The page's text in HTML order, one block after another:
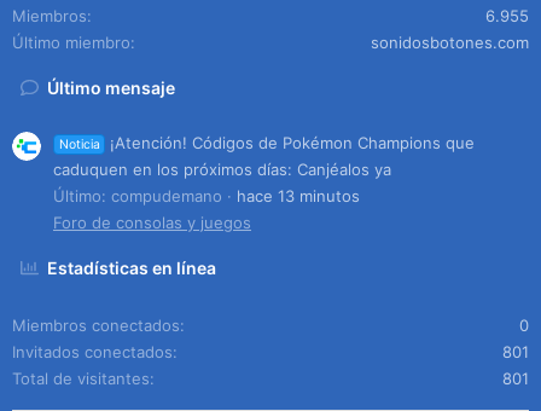
Miembros
6.955
Último miembro
sonidosbotones.com
Último mensaje
Noticia
¡Atención! Códigos de Pokémon Champions que
caduquen en los próximos días: Canjéalos ya
Último: compudemano
hace 13 minutos
Foro de consolas y juegos
Estadísticas en línea
Miembros conectados
0
Invitados conectados
801
Total de visitantes
801